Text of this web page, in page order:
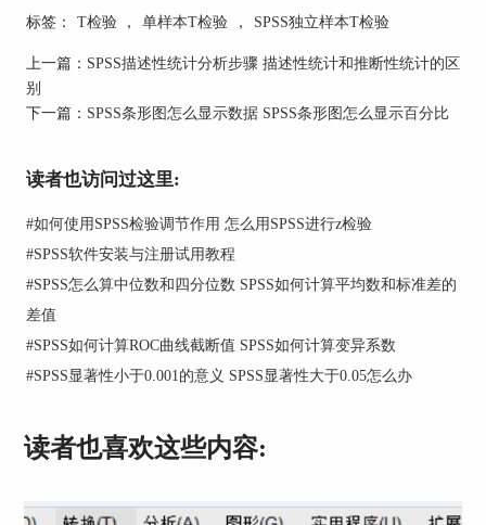
图2：T检验
在检验变量中选择年龄、受教育年限和储蓄金额。
分组变量选择性别，单击定义组，定义一组为1，
二组为2。设置完毕单击“确定”。
标签： T检验 ， 单样本T检验 ， SPSS独立样本T检验
上一篇： SPSS描述性统计分析步骤 描述性统计和推断性统计的区
别
下一篇： SPSS条形图怎么显示数据 SPSS条形图怎么显示百分比
读者也访问过这里:
#如何使用SPSS检验调节作用 怎么用SPSS进行z检验
#SPSS软件安装与注册试用教程
#SPSS怎么算中位数和四分位数 SPSS如何计算平均数和标准差的
差值
#SPSS如何计算ROC曲线截断值 SPSS如何计算变异系数
#SPSS显著性小于0.001的意义 SPSS显著性大于0.05怎么办
读者也喜欢这些内容: